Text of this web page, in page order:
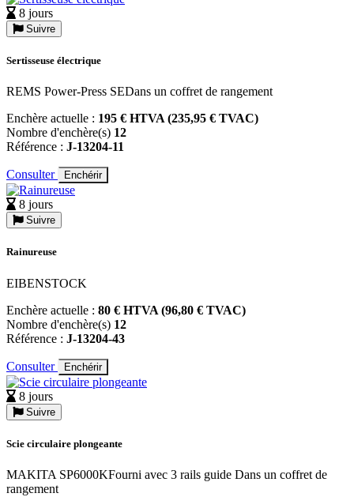
8 jours
Suivre
Sertisseuse électrique
REMS Power-Press SEDans un coffret de rangement
Enchère actuelle : 195 € HTVA (235,95 € TVAC)
Nombre d'enchère(s) 12
Référence : J-13204-11
Consulter Enchérir
8 jours
Suivre
Rainureuse
EIBENSTOCK
Enchère actuelle : 80 € HTVA (96,80 € TVAC)
Nombre d'enchère(s) 12
Référence : J-13204-43
Consulter Enchérir
8 jours
Suivre
Scie circulaire plongeante
MAKITA SP6000KFourni avec 3 rails guide Dans un coffret de
rangement